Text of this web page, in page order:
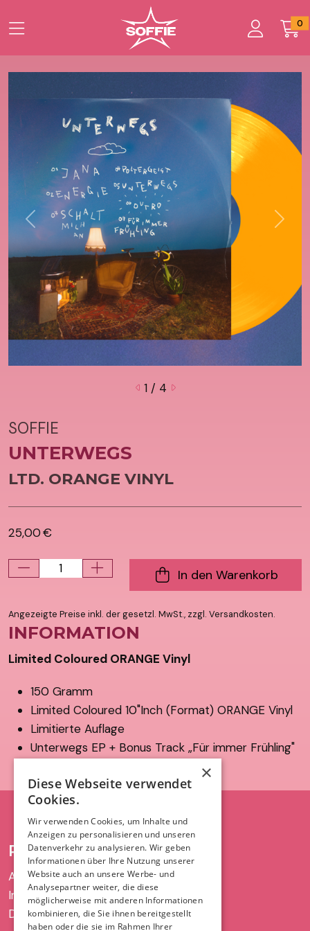
Zum Hauptinhalt springen
0
Startseite
Produkte
UNTERWEGS
Previous Next
1/ 4
SOFFIE
UNTERWEGS
LTD. ORANGE VINYL
25,00 €
In den Warenkorb
Angezeigte Preise inkl. der gesetzl. MwSt., zzgl. Versandkosten.
INFORMATION
Limited Coloured ORANGE Vinyl
150 Gramm
Limited Coloured 10"Inch (Format) ORANGE Vinyl
Limitierte Auflage
Unterwegs EP + Bonus Track „Für immer Frühling"
RECHT UND ORDNUNG
AGB
Impressum
Datenschutz
×
Diese Webseite verwendet
Cookies.
Wir verwenden Cookies, um Inhalte und
Anzeigen zu personalisieren und unseren
Datenverkehr zu analysieren. Wir geben
Informationen über Ihre Nutzung unserer
Website auch an unsere Werbe- und
Analysepartner weiter, die diese
möglicherweise mit anderen Informationen
kombinieren, die Sie ihnen bereitgestellt
haben oder die sie im Rahmen Ihrer